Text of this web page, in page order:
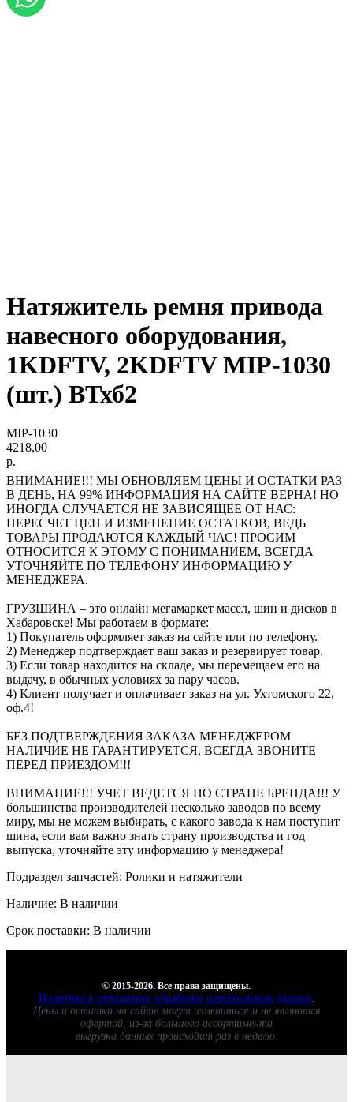
Натяжитель ремня привода
навесного оборудования,
1KDFTV, 2KDFTV MIP-1030
(шт.) ВТхб2
MIP-1030
4218,00
р.
ВНИМАНИЕ!!! МЫ ОБНОВЛЯЕМ ЦЕНЫ И ОСТАТКИ РАЗ
В ДЕНЬ, НА 99% ИНФОРМАЦИЯ НА САЙТЕ ВЕРНА! НО
ИНОГДА СЛУЧАЕТСЯ НЕ ЗАВИСЯЩЕЕ ОТ НАС:
ПЕРЕСЧЕТ ЦЕН И ИЗМЕНЕНИЕ ОСТАТКОВ, ВЕДЬ
ТОВАРЫ ПРОДАЮТСЯ КАЖДЫЙ ЧАС! ПРОСИМ
ОТНОСИТСЯ К ЭТОМУ С ПОНИМАНИЕМ, ВСЕГДА
УТОЧНЯЙТЕ ПО ТЕЛЕФОНУ ИНФОРМАЦИЮ У
МЕНЕДЖЕРА.
ГРУЗШИНА – это онлайн мегамаркет масел, шин и дисков в
Хабаровске! Мы работаем в формате:
1) Покупатель оформляет заказ на сайте или по телефону.
2) Менеджер подтверждает ваш заказ и резервирует товар.
3) Если товар находится на складе, мы перемещаем его на
выдачу, в обычных условиях за пару часов.
4) Клиент получает и оплачивает заказ на ул. Ухтомского 22,
оф.4!
БЕЗ ПОДТВЕРЖДЕНИЯ ЗАКАЗА МЕНЕДЖЕРОМ
НАЛИЧИЕ НЕ ГАРАНТИРУЕТСЯ, ВСЕГДА ЗВОНИТЕ
ПЕРЕД ПРИЕЗДОМ!!!
ВНИМАНИЕ!!! УЧЕТ ВЕДЕТСЯ ПО СТРАНЕ БРЕНДА!!! У
большинства производителей несколько заводов по всему
миру, мы не можем выбирать, с какого завода к нам поступит
шина, если вам важно знать страну производства и год
выпуска, уточняйте эту информацию у менеджера!
Подраздел запчастей: Ролики и натяжители
Наличие: В наличии
Срок поставки: В наличии
© 2015-2026. Все права защищены.
Политика в отношении обработки персональных данных.
Цены и остатки на сайте могут измениться и не являются
офертой, из-за большого ассортимента
выгрузка данных происходит раз в неделю.